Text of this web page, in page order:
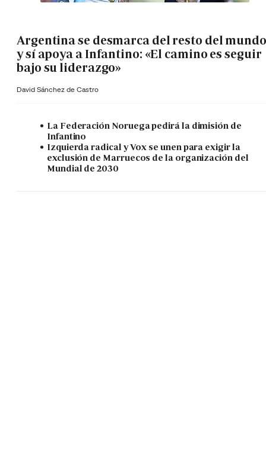
Argentina se desmarca del resto del mundo
y sí apoya a Infantino: «El camino es seguir
bajo su liderazgo»
David Sánchez de Castro
La Federación Noruega pedirá la dimisión de
Infantino
Izquierda radical y Vox se unen para exigir la
exclusión de Marruecos de la organización del
Mundial de 2030